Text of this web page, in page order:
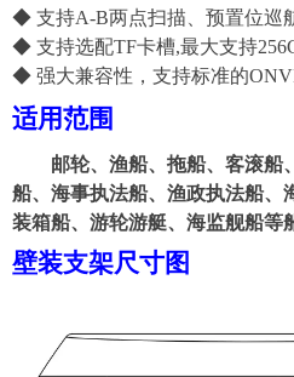
◆ 支持A-B两点扫描、
◆ 支持选配TF卡槽,最大支持
◆ 强大兼容性，支持标准的
适用范围
邮轮、渔船、拖船、客滚船、
船、海事执法船、渔政执法船、
装箱船、游轮游艇、海监舰船等
壁装支架尺寸图